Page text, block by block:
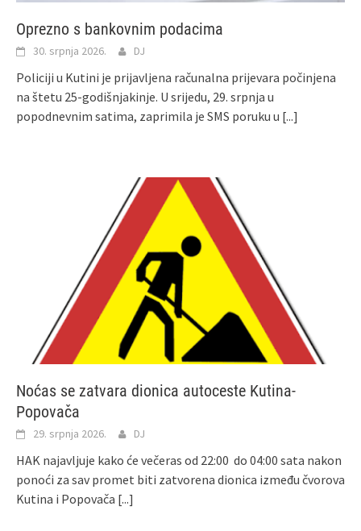
Oprezno s bankovnim podacima
30. srpnja 2026. DJ
Policiji u Kutini je prijavljena računalna prijevara počinjena
na štetu 25-godišnjakinje. U srijedu, 29. srpnja u
popodnevnim satima, zaprimila je SMS poruku u [...]
Noćas se zatvara dionica autoceste Kutina-
Popovača
29. srpnja 2026. DJ
HAK najavljuje kako će večeras od 22:00 do 04:00 sata nakon
ponoći za sav promet biti zatvorena dionica između čvorova
Kutina i Popovača [...]